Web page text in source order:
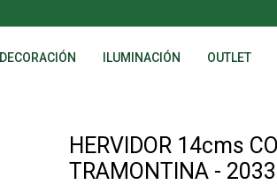
DECORACIÓN ILUMINACIÓN OUTLET
HERVIDOR 14cms
TRAMONTINA -